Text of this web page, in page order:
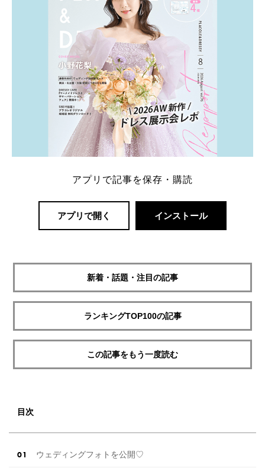
アプリで記事を保存・購読
アプリで開く インストール
新着・話題・注目の記事
ランキングTOP100の記事
この記事をもう一度読む
目次
ウェディングフォトを公開♡